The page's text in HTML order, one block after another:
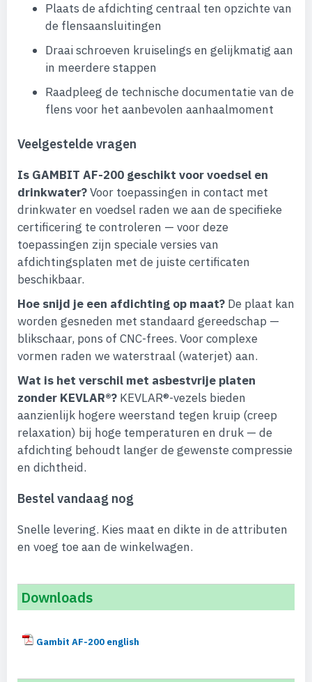
Plaats de afdichting centraal ten opzichte van
de flensaansluitingen
Draai schroeven kruiselings en gelijkmatig aan
in meerdere stappen
Raadpleeg de technische documentatie van de
flens voor het aanbevolen aanhaalmoment
Veelgestelde vragen
Is GAMBIT AF-200 geschikt voor voedsel en
drinkwater?Voor toepassingen in contact met
drinkwater en voedsel raden we aan de specifieke
certificering te controleren — voor deze
toepassingen zijn speciale versies van
afdichtingsplaten met de juiste certificaten
beschikbaar.
Hoe snijd je een afdichting op maat? De plaat kan
worden gesneden met standaard gereedschap —
blikschaar, pons of CNC-frees. Voor complexe
vormen raden we waterstraal (waterjet) aan.
Wat is het verschil met asbestvrije platen
zonder KEVLAR®? KEVLAR®-vezels bieden
aanzienlijk hogere weerstand tegen kruip (creep
relaxation) bij hoge temperaturen en druk — de
afdichting behoudt langer de gewenste compressie
en dichtheid.
Bestel vandaag nog
Snelle levering. Kies maat en dikte in de attributen
en voeg toe aan de winkelwagen.
Downloads
Gambit AF-200 english